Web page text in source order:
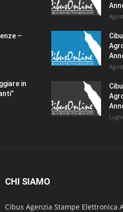
–
in
CHI SIAMO
Cibus Agenzia Stampe Elettronica